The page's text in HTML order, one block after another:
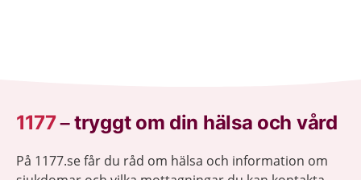
1177–tryggt om din hälsa och vård
På 1177.se får du råd om hälsa och information om